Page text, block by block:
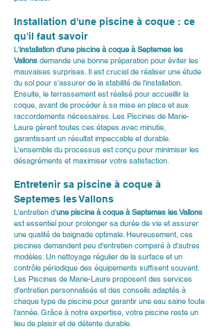
Installation d'une piscine à coque : ce
qu'il faut savoir
L'installation d'une piscine à coque à Septemes les
Vallons demande une bonne préparation pour éviter les
mauvaises surprises. Il est crucial de réaliser une étude
du sol pour s'assurer de la stabilité de l'installation.
Ensuite, le terrassement est réalisé pour accueillir la
coque, avant de procéder à sa mise en place et aux
raccordements nécessaires. Les Piscines de Marie-
Laure gèrent toutes ces étapes avec minutie,
garantissant un résultat impeccable et durable.
L'ensemble du processus est conçu pour minimiser les
désagréments et maximiser votre satisfaction.
Entretenir sa piscine à coque à
Septemes les Vallons
L'entretien d'une piscine à coque à Septemes les Vallons
est essentiel pour prolonger sa durée de vie et assurer
une qualité de baignade optimale. Heureusement, ces
piscines demandent peu d'entretien comparé à d'autres
modèles. Un nettoyage régulier de la surface et un
contrôle périodique des équipements suffisent souvent.
Les Piscines de Marie-Laure proposent des services
d'entretien personnalisés et des conseils adaptés à
chaque type de piscine pour garantir une eau saine toute
l'année. Grâce à notre expertise, votre piscine reste un
lieu de plaisir et de détente durable.